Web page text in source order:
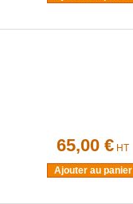
65,00 € HT
Ajouter au panier